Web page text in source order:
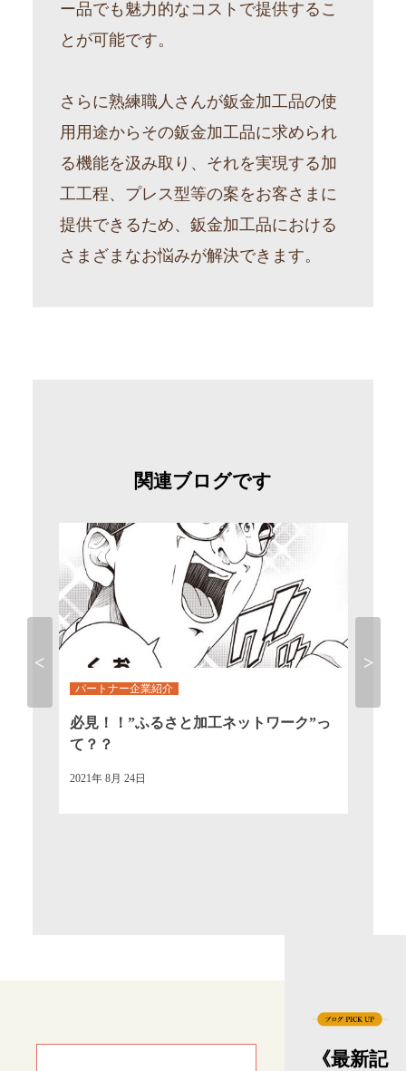
ー品でも魅力的なコストで提供するこ
とが可能です。
さらに熟練職人さんが鈑金加工品の使
用用途からその鈑金加工品に求められ
る機能を汲み取り、それを実現する加
工工程、プレス型等の案をお客さまに
提供できるため、鈑金加工品における
さまざまなお悩みが解決できます。
関連ブログです
Previous
パートナー企業紹介
必見！！”ふるさと加工ネットワーク”っ
て？？
2021年 8月 24日
《最新記